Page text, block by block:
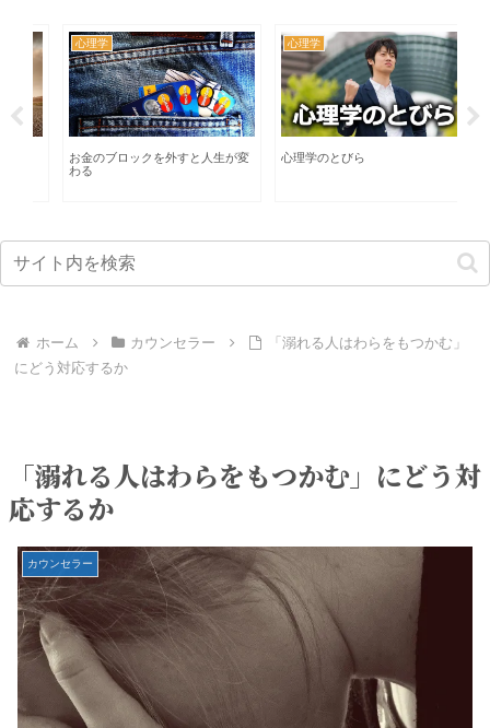
心理学
お金のブロックを外すと人生が変
心理学
心理学のとびら
ホーム カウンセラー
「溺れる人はわらをもつかむ」
にどう対応するか
「溺れる人はわらをもつかむ」にどう対
応するか
カウンセラー